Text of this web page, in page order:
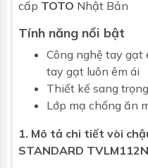
cấp TOTO Nhật Bản
Tính năng nổi bật
Công nghệ tay gạt
tay gạt luôn êm ái
Thiết kế sang
Lớp mạ chống ăn
1. Mô tả chi tiết vòi
STANDARD